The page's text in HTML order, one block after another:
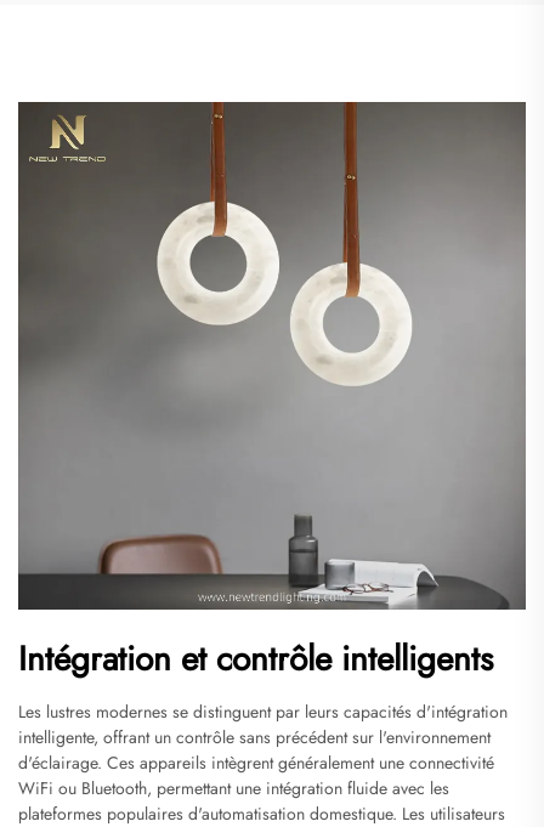
Intégration et contrôle intelligents
Les lustres modernes se distinguent par leurs capacités d'intégration
intelligente, offrant un contrôle sans précédent sur l'environnement
d'éclairage. Ces appareils intègrent généralement une connectivité
WiFi ou Bluetooth, permettant une intégration fluide avec les
plateformes populaires d'automatisation domestique. Les utilisateurs